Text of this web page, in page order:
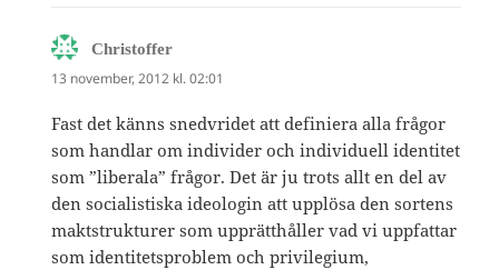
Christoffer
13 november, 2012 kl. 02:01
Fast det känns snedvridet att definiera alla frågor
som handlar om individer och individuell identitet
som ”liberala” frågor. Det är ju trots allt en del av
den socialistiska ideologin att upplösa den sortens
maktstrukturer som upprätthåller vad vi uppfattar
som identitetsproblem och privilegium,